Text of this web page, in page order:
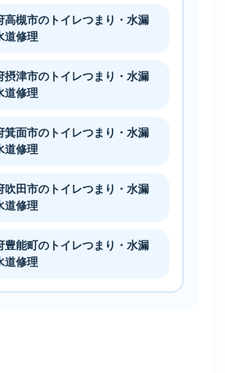
高槻市のトイレつまり・水漏
道修理
摂津市のトイレつまり・水漏
道修理
箕面市のトイレつまり・水漏
道修理
吹田市のトイレつまり・水漏
道修理
豊能町のトイレつまり・水漏
道修理